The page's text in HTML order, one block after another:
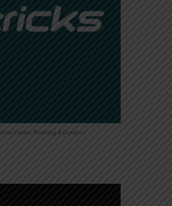
Cycles, Running & Outdoor